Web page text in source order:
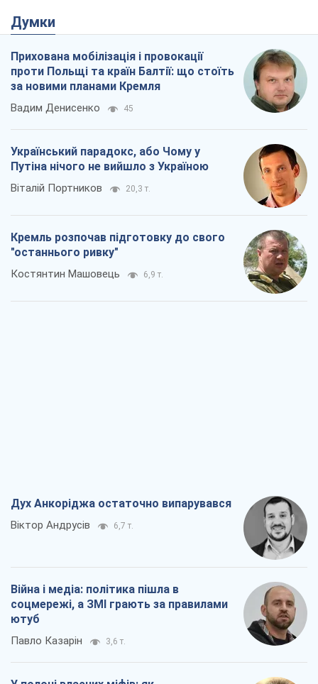
Думки
Прихована мобілізація і провокації
проти Польщі та країн Балтії: що стоїть
за новими планами Кремля
Вадим Денисенко 45
Український парадокс, або Чому у
Путіна нічого не вийшло з Україною
Віталій Портников 20,3 т.
Кремль розпочав підготовку до свого
"останнього ривку"
Костянтин Машовець 6,9 т.
Дух Анкоріджа остаточно випарувався
Віктор Андрусів 6,7 т.
Війна і медіа: політика пішла в
соцмережі, а ЗМІ грають за правилами
ютуб
Павло Казарін 3,6 т.